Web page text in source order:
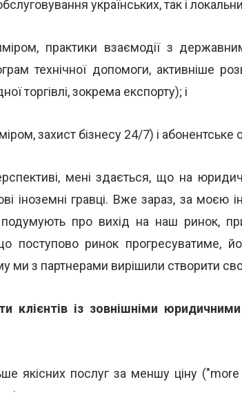
українських, так і
практики взаємодії з
технічної допомоги, активніше
торгівлі, зокрема експорту); і
захист бізнесу 24/7) і абонентське
мені здається, що на
іноземні гравці. Вже зараз, за моєю
про вихід на наш ринок,
поступово ринок прогресуватиме,
ми з партнерами вирішили створити
клієнтів із зовнішніми
якісних послуг за меншу ціну